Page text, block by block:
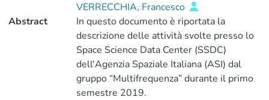
VERRECCHIA, Francesco
Abstract
In questo documento è riportata la
descrizione delle attività svolte presso lo
Space Science Data Center (SSDC)
dell'Agenzia Spaziale Italiana (ASI) dal
gruppo “Multifrequenza” durante il primo
semestre 2019.